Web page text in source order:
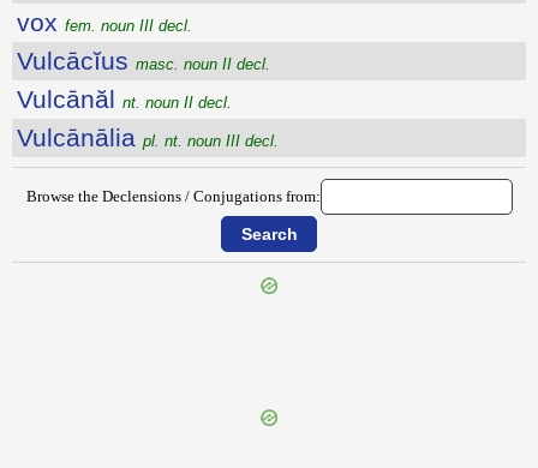
vox fem. noun III decl.
Vulcācĭus masc. noun II decl.
Vulcānăl nt. noun II decl.
Vulcānālia pl. nt. noun III decl.
Browse the Declensions / Conjugations from: